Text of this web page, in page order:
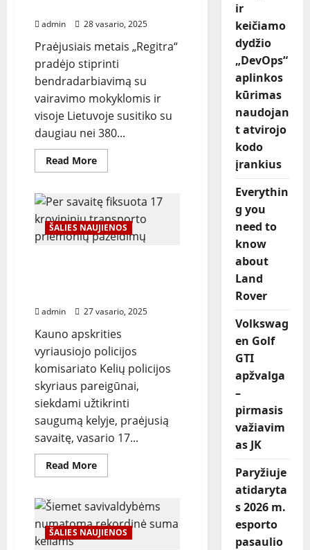
admin 28 vasario, 2025
Praėjusiais metais „Regitra“
pradėjo stiprinti
bendradarbiavimą su
vairavimo mokyklomis ir
visoje Lietuvoje susitiko su
daugiau nei 380...
Read MoreRead
more
paprastina
vairavimo
egzaminų
vertinimą
ŠALIES NAUJIENOS
admin 27 vasario, 2025
Kauno apskrities
vyriausiojo policijos
komisariato Kelių policijos
skyriaus pareigūnai,
siekdami užtikrinti
saugumą kelyje, praėjusią
savaitę, vasario 17...
Read MoreRead
more
savaitę
fiksuota
17
krovininių
transporto
ŠALIES NAUJIENOS
ir
keičiamo
dydžio
„DevOps“
aplinkos
kūrimas
naudojan
t atvirojo
kodo
įrankius
Everythin
g you
need to
know
about
Land
Rover
Volkswag
en Golf
GTI
apžvalga
–
pirmasis
važiavim
as JK
Paryžiuje
atidaryta
s 2026 m.
esporto
pasaulio